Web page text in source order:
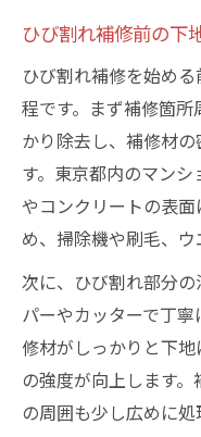
ひび割れ補修前の下
ひび割れ補修を始め
程です。まず補修箇
かり除去し、補修材
す。東京都内のマン
やコンクリートの表
め、掃除機や刷毛、ウ
次に、ひび割れ部分
パーやカッターで丁
修材がしっかりと下
の強度が向上します
の周囲も少し広めに処